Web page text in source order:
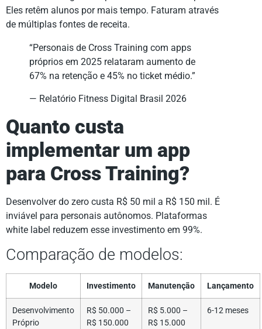
Eles retêm alunos por mais tempo. Faturam através
de múltiplas fontes de receita.
“Personais de Cross Training com apps
próprios em 2025 relataram aumento de
67% na retenção e 45% no ticket médio.”
— Relatório Fitness Digital Brasil 2026
Quanto custa
implementar um app
para Cross Training?
Desenvolver do zero custa R$ 50 mil a R$ 150 mil. É
inviável para personais autônomos. Plataformas
white label reduzem esse investimento em 99%.
Comparação de modelos:
Modelo Investimento Manutenção Lançamento
Desenvolvimento
Próprio
R$ 50.000 –
R$ 150.000
R$ 5.000 –
R$ 15.000
6-12 meses